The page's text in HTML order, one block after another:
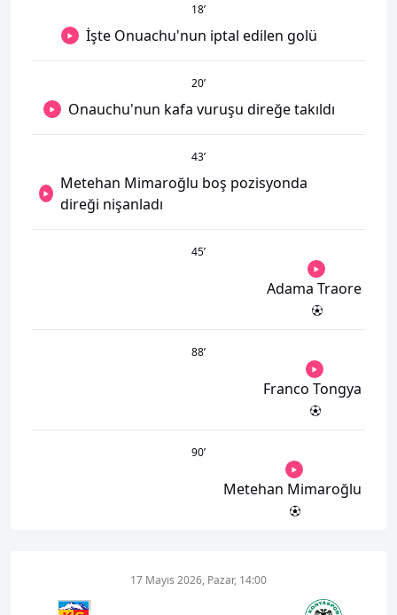
18’
İşte Onuachu'nun iptal edilen golü
20’
Onauchu'nun kafa vuruşu direğe takıldı
43’
Metehan Mimaroğlu boş pozisyonda
direği nişanladı
45’
Adama Traore
88’
Franco Tongya
90’
Metehan Mimaroğlu
17 Mayıs 2026, Pazar, 14:00